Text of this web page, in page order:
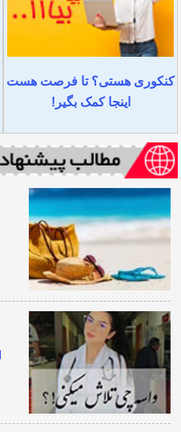
کنکوری هستی؟ تا فرصت هست
اینجا کمک بگیر!